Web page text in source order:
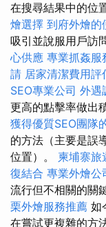
在搜尋結果中的位
燴選擇 到府外燴的
吸引並說服用戶訪
心供應 專業抓姦服
請 居家清潔費用評
SEO專業公司 外遇
更高的點擊率做出
獲得優質SEO團隊
的方法（主要是誤
位置）。 柬埔寨旅
復結合 專業外燴公
流行但不相關的關
栗外燴服務推薦 如
在嘗試更複雜的方